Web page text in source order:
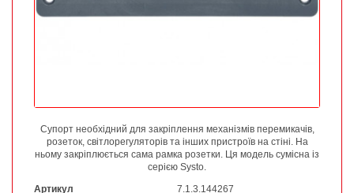
Супорт необхідний для закріплення механізмів перемикачів,
розеток, світлорегуляторів та інших пристроїв на стіні. На
ньому закріплюється сама рамка розетки. Ця модель сумісна із
серією Systo.
Артикул
7.1.3.144267